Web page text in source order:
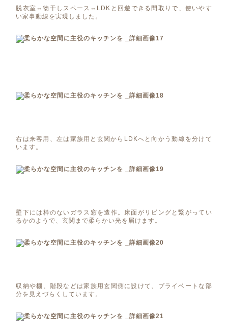
脱衣室⇔物干しスペース⇔LDKと回遊できる間取りで、使いやす
い家事動線を実現しました。
右は来客用、左は家族用と玄関からLDKへと向かう動線を分けて
います。
壁下には枠のないガラス窓を造作。床面がリビングと繋がってい
るかのようで、玄関まで柔らかい光を届けます。
収納や棚、階段などは家族用玄関側に設けて、プライベートな部
分を見えづらくしています。